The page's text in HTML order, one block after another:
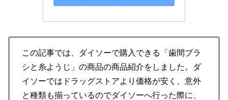
この記事では、ダイソーで購入できる「歯間ブラ
シと糸ようじ」の商品の商品紹介をしました。ダ
イソーではドラッグストアより価格が安く、意外
と種類も揃っているのでダイソーへ行った際に、